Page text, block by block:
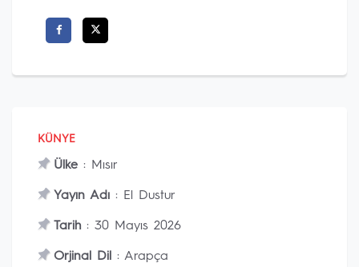
KÜNYE
Ülke : Mısır
Yayın Adı : El Dustur
Tarih : 30 Mayıs 2026
Orjinal Dil : Arapça